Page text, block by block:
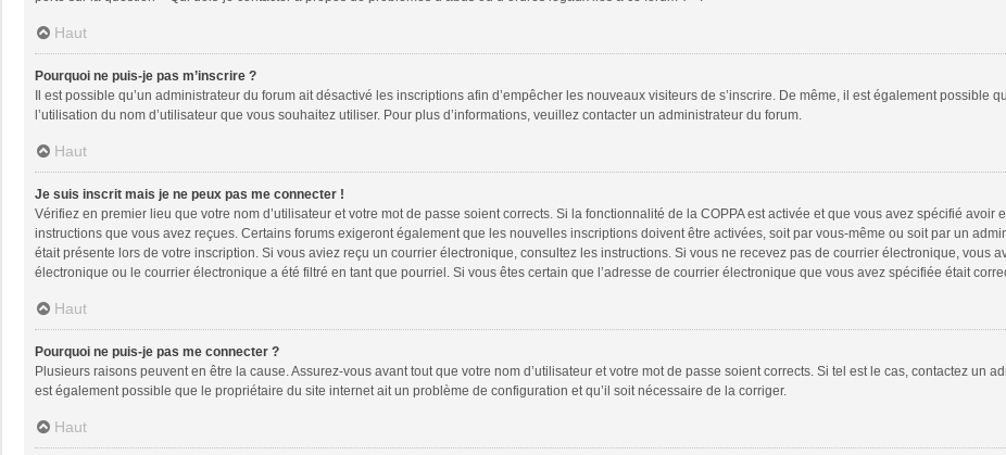
Haut
Pourquoi ne puis-je pas m’inscrire ?
Il est possible qu’un administrateur du forum ait désactivé les inscriptions afin d’empêcher les nouveaux visiteurs de s’inscrire. De même, il est également possible
l’utilisation du nom d’utilisateur que vous souhaitez utiliser. Pour plus d’informations, veuillez contacter un administrateur du forum.
Haut
Je suis inscrit mais je ne peux pas me connecter !
Vérifiez en premier lieu que votre nom d’utilisateur et votre mot de passe soient corrects. Si la fonctionnalité de la COPPA est activée et que vous avez spécifié
instructions que vous avez reçues. Certains forums exigeront également que les nouvelles inscriptions doivent être activées, soit par vous-même ou soit par un
était présente lors de votre inscription. Si vous aviez reçu un courrier électronique, consultez les instructions. Si vous ne recevez pas de courrier électronique, vous
électronique ou le courrier électronique a été filtré en tant que pourriel. Si vous êtes certain que l’adresse de courrier électronique que vous avez spécifiée était
Haut
Pourquoi ne puis-je pas me connecter ?
Plusieurs raisons peuvent en être la cause. Assurez-vous avant tout que votre nom d’utilisateur et votre mot de passe soient corrects. Si tel est le cas, contactez un
est également possible que le propriétaire du site internet ait un problème de configuration et qu’il soit nécessaire de la corriger.
Haut